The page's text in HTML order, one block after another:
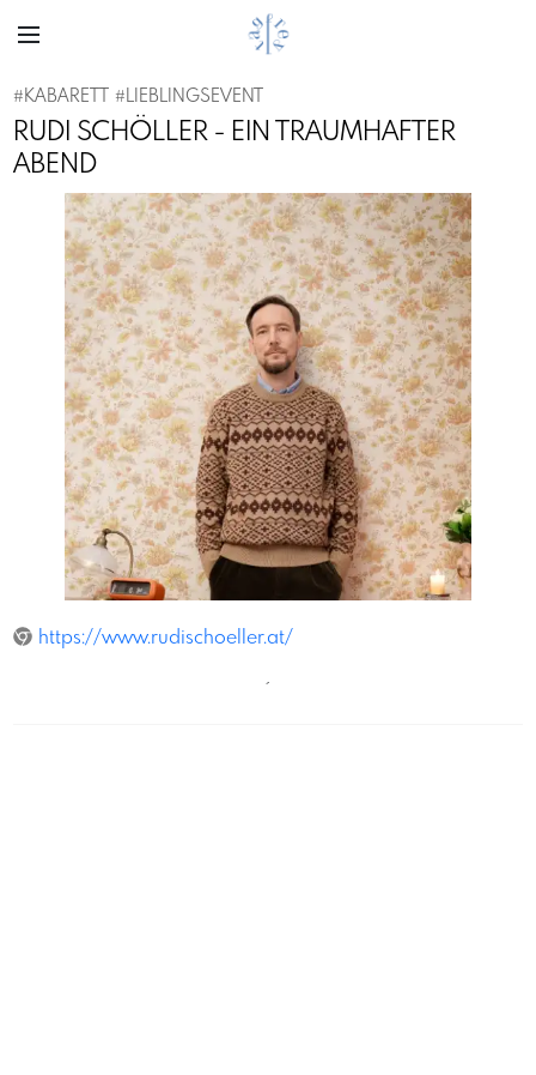
#KABARETT #LIEBLINGSEVENT
RUDI SCHÖLLER - EIN TRAUMHAFTER
ABEND
Previous Next
https://www.rudischoeller.at/
´